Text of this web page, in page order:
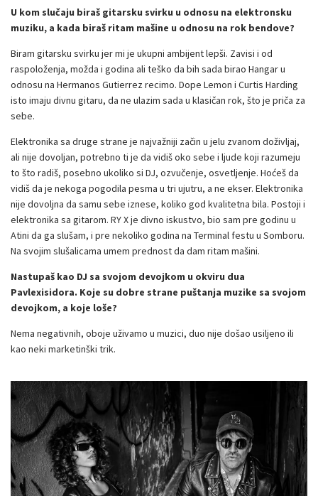
U kom slučaju biraš gitarsku svirku u odnosu na elektronsku
muziku, a kada biraš ritam mašine u odnosu na rok bendove?
Biram gitarsku svirku jer mi je ukupni ambijent lepši. Zavisi i od
raspoloženja, možda i godina ali teško da bih sada birao Hangar u
odnosu na Hermanos Gutierrez recimo. Dope Lemon i Curtis Harding
isto imaju divnu gitaru, da ne ulazim sada u klasičan rok, što je priča za
sebe.
Elektronika sa druge strane je najvažniji začin u jelu zvanom doživljaj,
ali nije dovoljan, potrebno ti je da vidiš oko sebe i ljude koji razumeju
to što radiš, posebno ukoliko si DJ, ozvučenje, osvetljenje. Hoćeš da
vidiš da je nekoga pogodila pesma u tri ujutru, a ne ekser. Elektronika
nije dovoljna da samu sebe iznese, koliko god kvalitetna bila. Postoji i
elektronika sa gitarom. RY X je divno iskustvo, bio sam pre godinu u
Atini da ga slušam, i pre nekoliko godina na Terminal festu u Somboru.
Na svojim slušalicama umem prednost da dam ritam mašini.
Nastupaš kao DJ sa svojom devojkom u okviru dua
Pavlexisidora. Koje su dobre strane puštanja muzike sa svojom
devojkom, a koje loše?
Nema negativnih, oboje uživamo u muzici, duo nije došao usiljeno ili
kao neki marketinški trik.